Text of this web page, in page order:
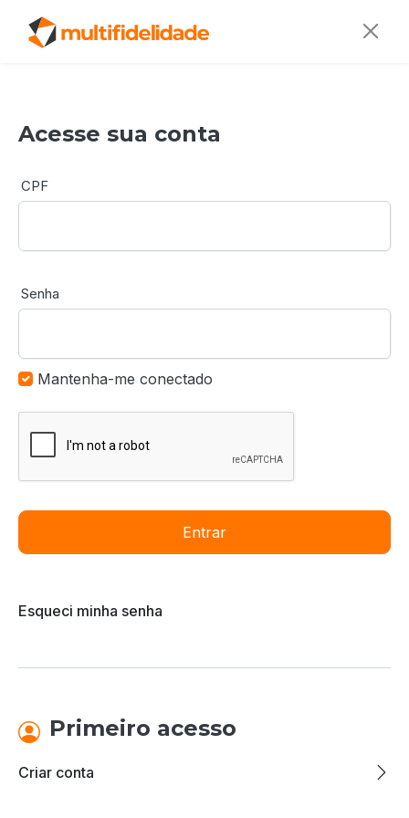
Acesse sua conta
CPF
Senha
Mantenha-me conectado
Entrar
Esqueci minha senha
Primeiro acesso
Criar conta